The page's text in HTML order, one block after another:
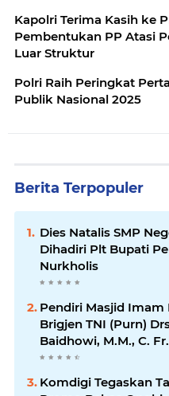
Kapolri Terima Kasih ke
Pembentukan PP Atasi
Luar Struktur
Polri Raih Peringkat
Publik Nasional 2025
Berita Terpopuler
Dies Natalis SMP
Dihadiri Plt Bupati
Nurkholis
Pendiri Masjid Imam
Brigjen TNI (Purn)
Baidhowi, M.M., C.
Mengucapkan
1445 H
Komdigi Tegaskan